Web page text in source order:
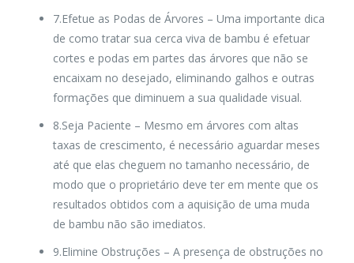
7.Efetue as Podas de Árvores – Uma importante dica
de como tratar sua cerca viva de bambu é efetuar
cortes e podas em partes das árvores que não se
encaixam no desejado, eliminando galhos e outras
formações que diminuem a sua qualidade visual.
8.Seja Paciente – Mesmo em árvores com altas
taxas de crescimento, é necessário aguardar meses
até que elas cheguem no tamanho necessário, de
modo que o proprietário deve ter em mente que os
resultados obtidos com a aquisição de uma muda
de bambu não são imediatos.
9.Elimine Obstruções – A presença de obstruções no